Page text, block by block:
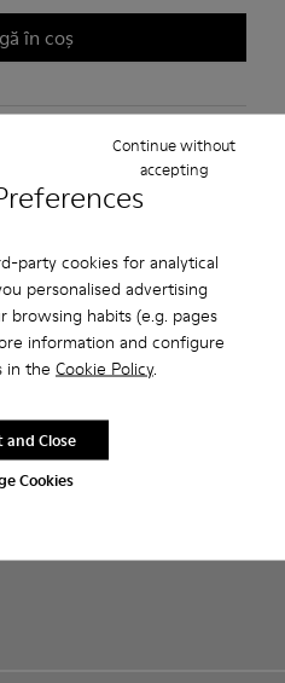
party cookies for analytical
personalised advertising
browsing habits (e.g. pages
information and configure
in the Cookie Policy.
Cookies
Continue without
accepting
and Close
în coș
gratuită pentru achiziții de
10% reducere
noastre, te vei bucura de